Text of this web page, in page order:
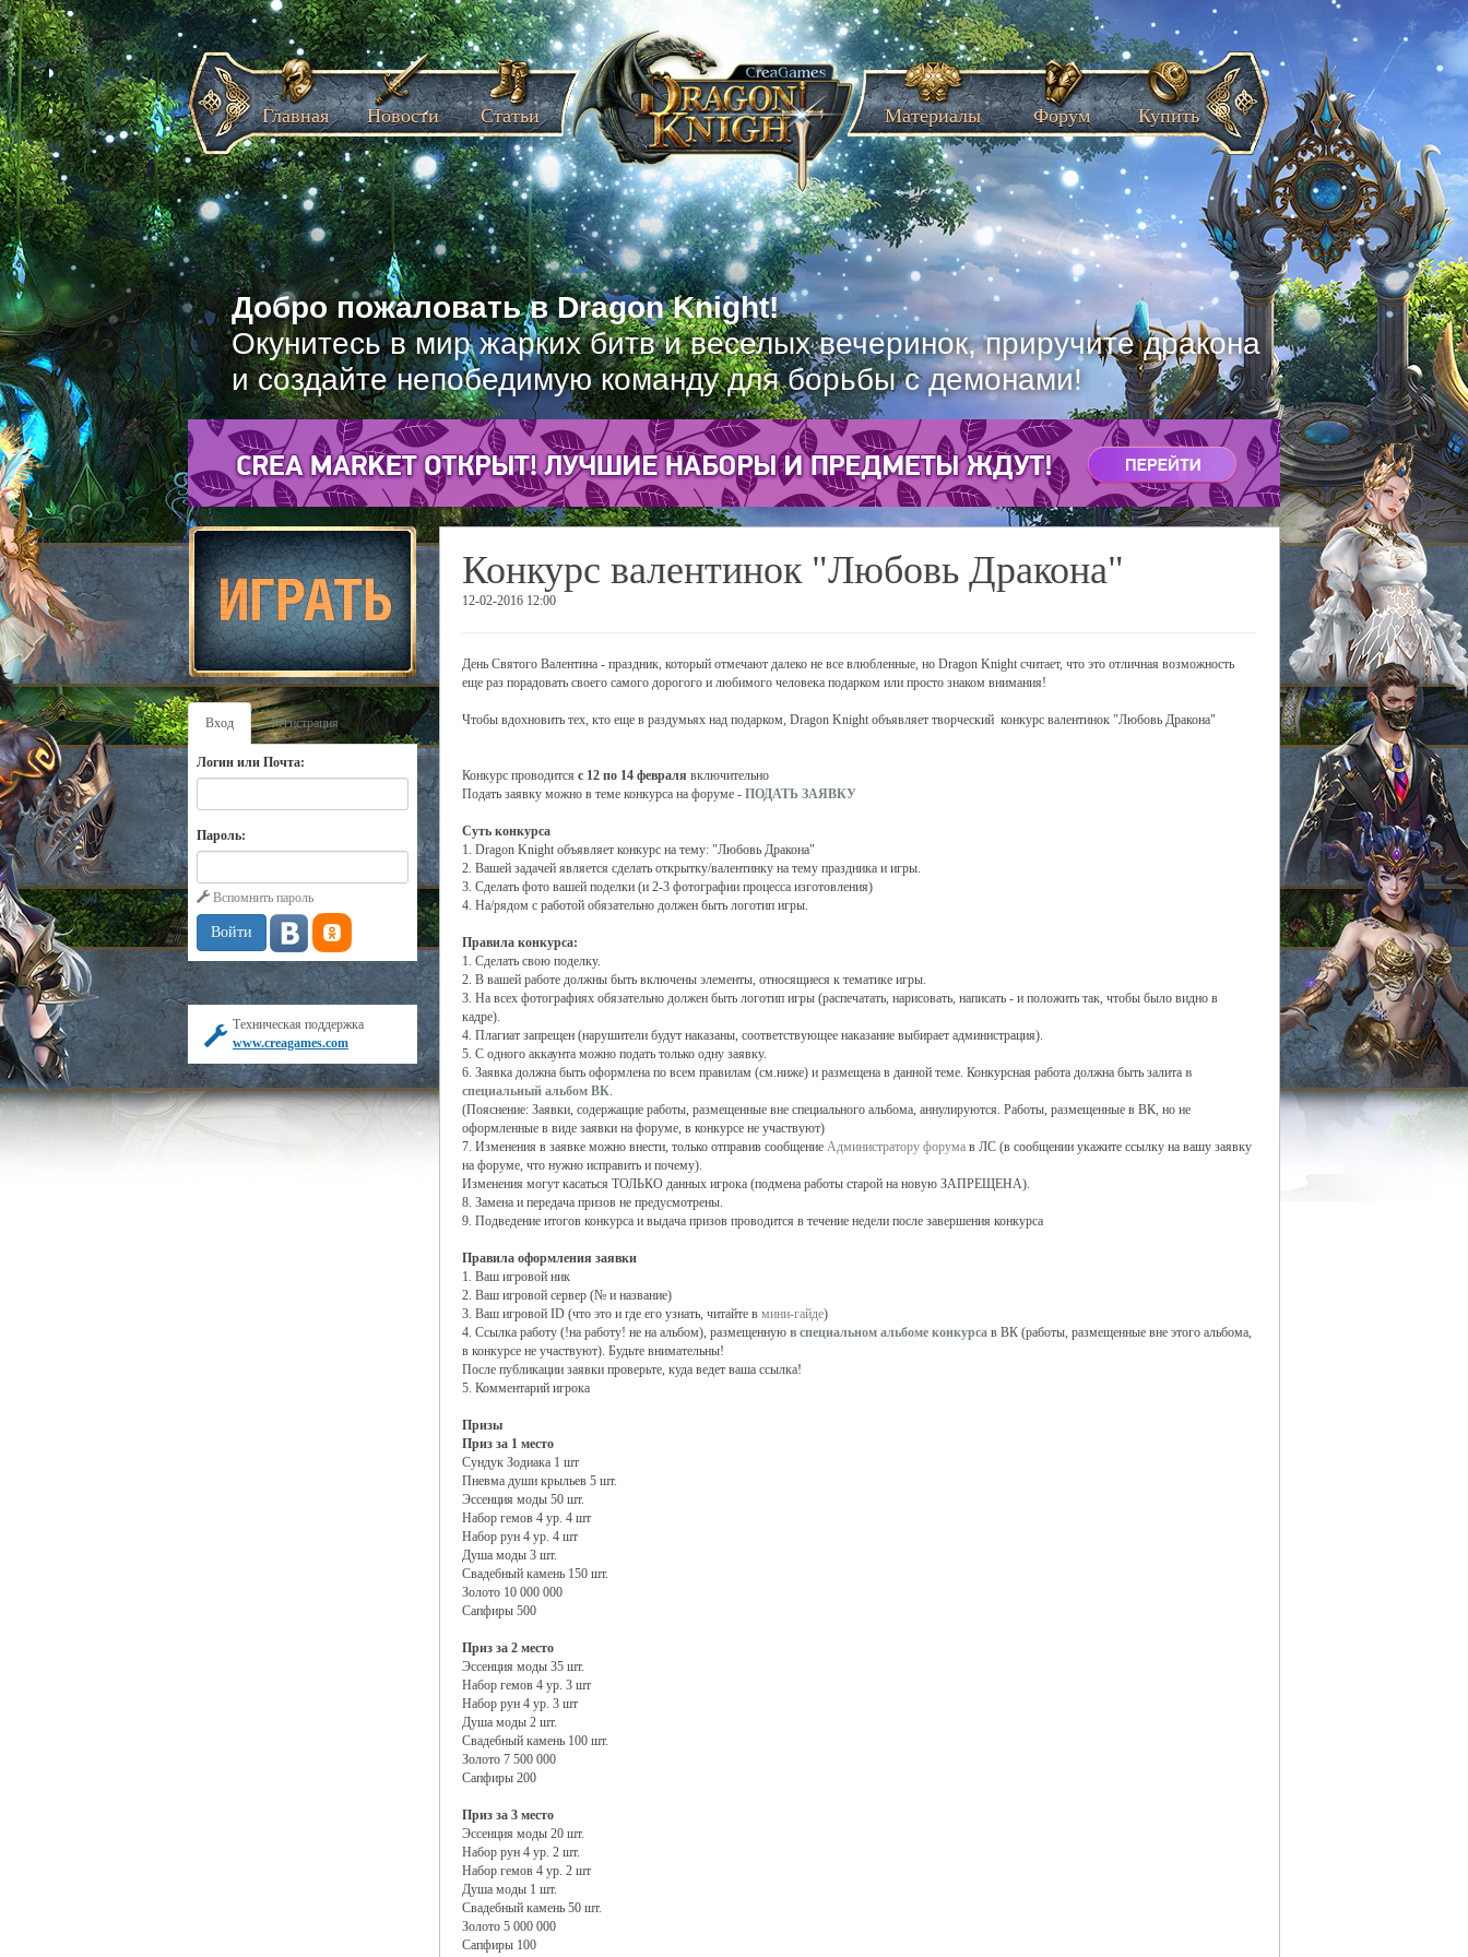
Добро пожаловать в Dragon Knight!
Окунитесь в мир жарких битв и веселых вечеринок, приручите дракона
и создайте непобедимую команду для борьбы с демонами!
Главная Новости Статьи Материалы Форум Купить
Вход Регистрация
Логин или Почта:
Пароль:
Вспомнить пароль
Техническая поддержка
www.creagames.com
Конкурс валентинок "Любовь Дракона"
12-02-2016 12:00
День Святого Валентина - праздник, который отмечают далеко не все влюбленные, но Dragon Knight считает, что это отличная возможность
еще раз порадовать своего самого дорогого и любимого человека подарком или просто знаком внимания!
Чтобы вдохновить тех, кто еще в раздумьях над подарком, Dragon Knight объявляет творческий конкурс валентинок "Любовь Дракона"
Конкурс проводится с 12 по 14 февраля включительно
Подать заявку можно в теме конкурса на форуме - ПОДАТЬ ЗАЯВКУ
Суть конкурса
1. Dragon Knight объявляет конкурс на тему: "Любовь Дракона"
2. Вашей задачей является сделать открытку/валентинку на тему праздника и игры.
3. Сделать фото вашей поделки (и 2-3 фотографии процесса изготовления)
4. На/рядом с работой обязательно должен быть логотип игры.
Правила конкурса:
1. Сделать свою поделку.
2. В вашей работе должны быть включены элементы, относящиеся к тематике игры.
3. На всех фотографиях обязательно должен быть логотип игры (распечатать, нарисовать, написать - и положить так, чтобы было видно в
кадре).
4. Плагиат запрещен (нарушители будут наказаны, соответствующее наказание выбирает администрация).
5. С одного аккаунта можно подать только одну заявку.
6. Заявка должна быть оформлена по всем правилам (см.ниже) и размещена в данной теме. Конкурсная работа должна быть залита в
специальный альбом ВК.
(Пояснение: Заявки, содержащие работы, размещенные вне специального альбома, аннулируются. Работы, размещенные в ВК, но не
оформленные в виде заявки на форуме, в конкурсе не участвуют)
7. Изменения в заявке можно внести, только отправив сообщение Администратору форума в ЛС (в сообщении укажите ссылку на вашу заявку
на форуме, что нужно исправить и почему).
Изменения могут касаться ТОЛЬКО данных игрока (подмена работы старой на новую ЗАПРЕЩЕНА).
8. Замена и передача призов не предусмотрены.
9. Подведение итогов конкурса и выдача призов проводится в течение недели после завершения конкурса
Правила оформления заявки
1. Ваш игровой ник
2. Ваш игровой сервер (№ и название)
3. Ваш игровой ID (что это и где его узнать, читайте в мини-гайде)
4. Ссылка работу (!на работу! не на альбом), размещенную в специальном альбоме конкурса в ВК (работы, размещенные вне этого альбома,
в конкурсе не участвуют). Будьте внимательны!
После публикации заявки проверьте, куда ведет ваша ссылка!
5. Комментарий игрока
Призы
Приз за 1 место
Сундук Зодиака 1 шт
Пневма души крыльев 5 шт.
Эссенция моды 50 шт.
Набор гемов 4 ур. 4 шт
Набор рун 4 ур. 4 шт
Душа моды 3 шт.
Свадебный камень 150 шт.
Золото 10 000 000
Сапфиры 500
Приз за 2 место
Эссенция моды 35 шт.
Набор гемов 4 ур. 3 шт
Набор рун 4 ур. 3 шт
Душа моды 2 шт.
Свадебный камень 100 шт.
Золото 7 500 000
Сапфиры 200
Приз за 3 место
Эссенция моды 20 шт.
Набор рун 4 ур. 2 шт.
Набор гемов 4 ур. 2 шт
Душа моды 1 шт.
Свадебный камень 50 шт.
Золото 5 000 000
Сапфиры 100